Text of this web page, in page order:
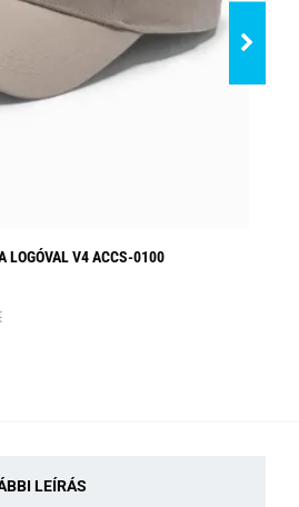
LOGÓVAL V4 ACCS-0100
LEÍRÁS